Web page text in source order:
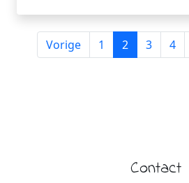
Vorige 1 2 3 4
Contact